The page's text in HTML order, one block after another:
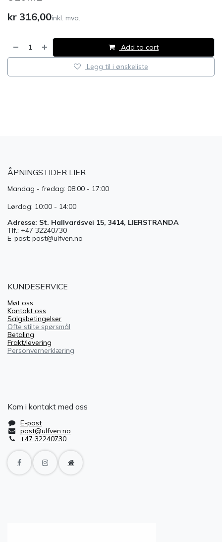
kr 316,00inkl. mva.
Add to cart
Legg til i ønskeliste
ÅPNINGSTIDER LIER
Mandag - fredag: 08:00 - 17:00
Lørdag: 10:00 - 14:00
Adresse: St. Hallvardsvei 15, 3414, LIERSTRANDA
Tlf.: +47 32240730
E-post: post@ulfven.no
KUNDESERVICE
Møt oss
Kontakt oss
Salgsbetingelser
Ofte stilte spørsmål
Betaling
Frakt/levering
Personvernerklæring
Kom i kontakt med oss
E-post
post@ulfven.no
+47 32240730